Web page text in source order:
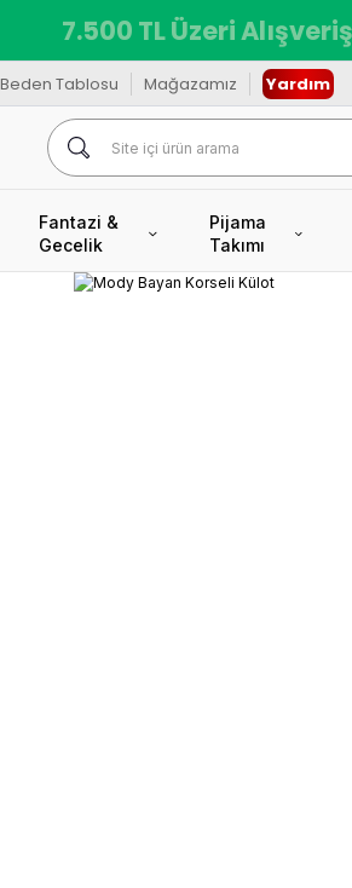
7.500 TL Üzeri
Beden Tablosu Mağazamız Yardım
Fantazi &
Gecelik
Pijama
Takımı